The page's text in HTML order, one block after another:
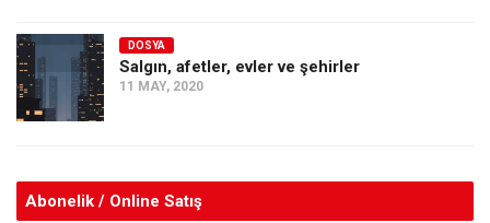
DOSYA
Salgın, afetler, evler ve şehirler
11 MAY, 2020
Abonelik / Online Satış